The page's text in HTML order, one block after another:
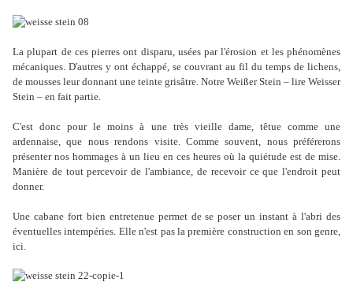
La plupart de ces pierres ont disparu, usées par l'érosion et les phénomènes
mécaniques. D'autres y ont échappé, se couvrant au fil du temps de lichens,
de mousses leur donnant une teinte grisâtre. Notre Weißer Stein – lire Weisser
Stein – en fait partie.
C'est donc pour le moins à une très vieille dame, têtue comme une
ardennaise, que nous rendons visite. Comme souvent, nous préférerons
présenter nos hommages à un lieu en ces heures où la quiétude est de mise.
Manière de tout percevoir de l'ambiance, de recevoir ce que l'endroit peut
donner.
Une cabane fort bien entretenue permet de se poser un instant à l'abri des
éventuelles intempéries. Elle n'est pas la première construction en son genre,
ici.